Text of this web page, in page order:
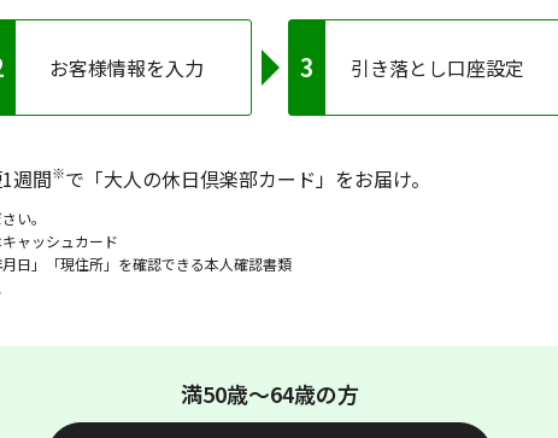
お客様情報を入力 引き落とし口座設定
週間※で「大人の休日倶楽部カード」をお届け。
い。
ャッシュカード
月日」「現住所」を確認できる本人確認書類
満50歳～64歳の方